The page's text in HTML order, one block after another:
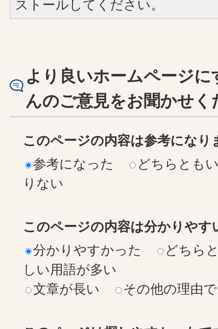
ストールしてください。
より良いホームページ
んのご意見をお聞かせく
このページの内容は参考になり
参考になった
どちらとも
りない
このページの内容は分かりやす
分かりやすかった
どちら
しい用語が多い
文章が長い
その他の理由